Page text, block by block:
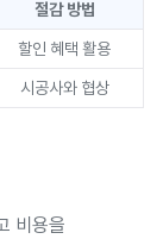
절감 방법
할인 혜택 활용
시공사와 협상
비용을